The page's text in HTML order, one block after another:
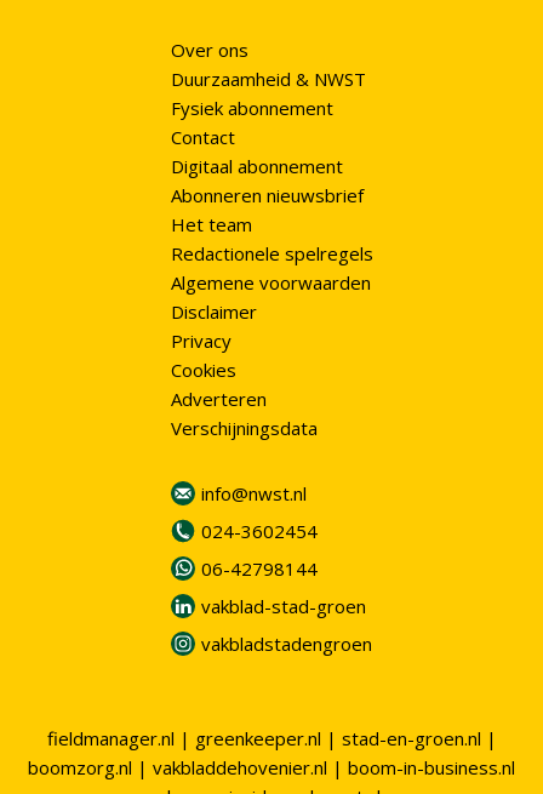
Over ons
Duurzaamheid & NWST
Fysiek abonnement
Contact
Digitaal abonnement
Abonneren nieuwsbrief
Het team
Redactionele spelregels
Algemene voorwaarden
Disclaimer
Privacy
Cookies
Adverteren
Verschijningsdata
info@nwst.nl
024-3602454
06-42798144
vakblad-stad-groen
vakbladstadengroen
fieldmanager.nl | greenkeeper.nl | stad-en-groen.nl |
boomzorg.nl | vakbladdehovenier.nl | boom-in-business.nl